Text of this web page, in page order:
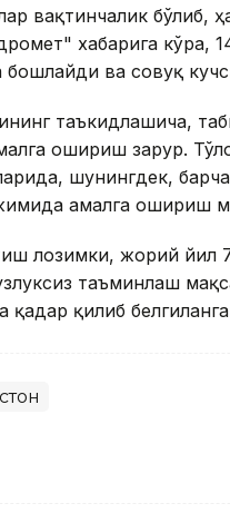
вақтинчалик бўлиб,
хабарига кўра,
бошлайди ва совуқ
таъкидлашича,
ошириш зарур.
шунингдек,
амалга ошириш
лозимки, жорий йил
таъминлаш
қадар қилиб